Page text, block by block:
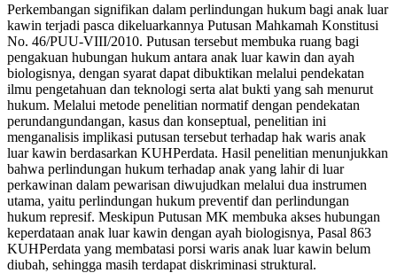
Perkembangan signifikan dalam perlindungan hukum bagi anak luar
kawin terjadi pasca dikeluarkannya Putusan Mahkamah Konstitusi
No. 46/PUU-VIII/2010. Putusan tersebut membuka ruang bagi
pengakuan hubungan hukum antara anak luar kawin dan ayah
biologisnya, dengan syarat dapat dibuktikan melalui pendekatan
ilmu pengetahuan dan teknologi serta alat bukti yang sah menurut
hukum. Melalui metode penelitian normatif dengan pendekatan
perundangundangan, kasus dan konseptual, penelitian ini
menganalisis implikasi putusan tersebut terhadap hak waris anak
luar kawin berdasarkan KUHPerdata. Hasil penelitian menunjukkan
bahwa perlindungan hukum terhadap anak yang lahir di luar
perkawinan dalam pewarisan diwujudkan melalui dua instrumen
utama, yaitu perlindungan hukum preventif dan perlindungan
hukum represif. Meskipun Putusan MK membuka akses hubungan
keperdataan anak luar kawin dengan ayah biologisnya, Pasal 863
KUHPerdata yang membatasi porsi waris anak luar kawin belum
diubah, sehingga masih terdapat diskriminasi struktural.